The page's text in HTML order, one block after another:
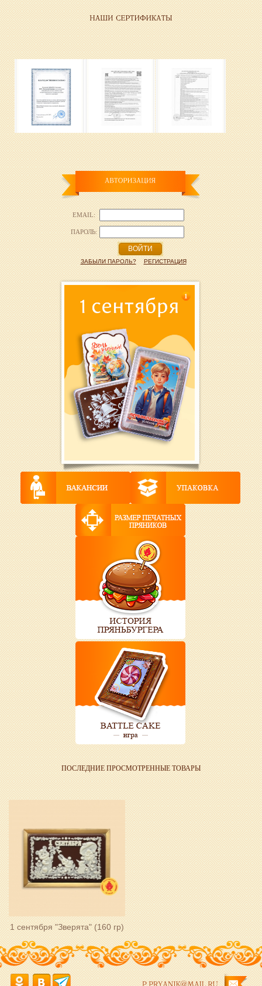
EMAIL:
ПАРОЛЬ:
ВОЙТИ
ЗАБЫЛИ ПАРОЛЬ? РЕГИСТРАЦИЯ
1
ПОСЛЕДНИЕ ПРОСМОТРЕННЫЕ ТОВАРЫ
1 сентября "Зверята" (160 гр)